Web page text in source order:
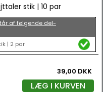
stik | 10 par
af følgende del-
| 2 par
39,00 DKK
LÆG I KURVEN